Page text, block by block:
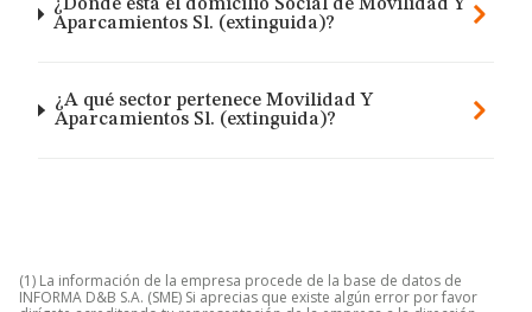
¿Dónde está el domicilio Social de Movilidad Y
Aparcamientos Sl. (extinguida)?
¿A qué sector pertenece Movilidad Y
Aparcamientos Sl. (extinguida)?
(1) La información de la empresa procede de la base de datos de
INFORMA D&B S.A. (SME) Si aprecias que existe algún error por favor